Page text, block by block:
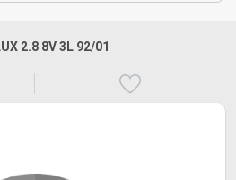
2.8 8V 3L 92/01